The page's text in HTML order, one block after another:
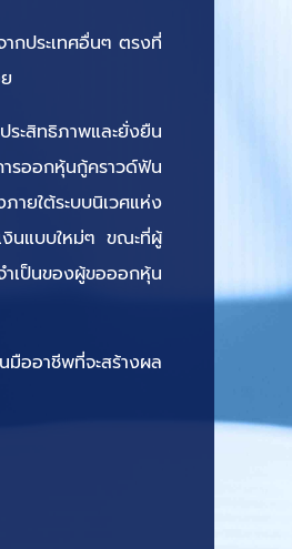
กประเทศอื่นๆ ตรงที่
ระสิทธิภาพและยั่งยืน
รออกหุ้นกู้คราวด์ฟัน
ยใต้ระบบนิเวศแห่ง
งินแบบใหม่ๆ ขณะที่ผู้
เป็นของผู้ขอออกหุ้น
ออาชีพที่จะสร้างผล